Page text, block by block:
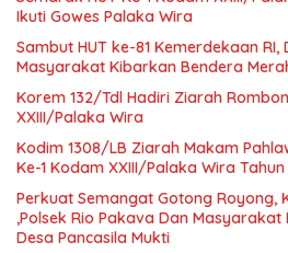
Ikuti Gowes Palaka Wira
Sambut HUT ke-81 Kemerdekaan
Masyarakat Kibarkan Bendera
Korem 132/Tdl Hadiri Ziarah
XXIII/Palaka Wira
Kodim 1308/LB Ziarah Makam
Ke-1 Kodam XXIII/Palaka Wira
Perkuat Semangat Gotong Royong,
,Polsek Rio Pakava Dan Masyarakat
Desa Pancasila Mukti